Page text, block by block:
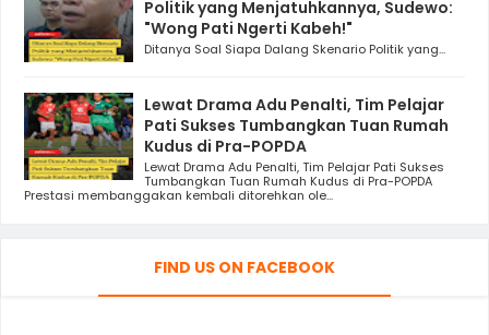
Politik yang Menjatuhkannya, Sudewo:
"Wong Pati Ngerti Kabeh!"
Ditanya Soal Siapa Dalang Skenario Politik yang...
Lewat Drama Adu Penalti, Tim Pelajar
Pati Sukses Tumbangkan Tuan Rumah
Kudus di Pra-POPDA
Lewat Drama Adu Penalti, Tim Pelajar Pati Sukses
Tumbangkan Tuan Rumah Kudus di Pra-POPDA
Prestasi membanggakan kembali ditorehkan ole...
FIND US ON FACEBOOK